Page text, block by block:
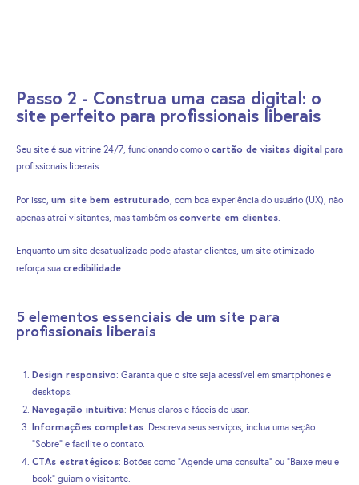
Passo 2 - Construa uma casa digital: o
site perfeito para profissionais liberais
Seu site é sua vitrine 24/7, funcionando como o cartão de visitas digital para
profissionais liberais.
Por isso, um site bem estruturado, com boa experiência do usuário (UX), não
apenas atrai visitantes, mas também os converte em clientes.
Enquanto um site desatualizado pode afastar clientes, um site otimizado
reforça sua credibilidade.
5 elementos essenciais de um site para
profissionais liberais
Design responsivo: Garanta que o site seja acessível em smartphones e
desktops.
Navegação intuitiva: Menus claros e fáceis de usar.
Informações completas: Descreva seus serviços, inclua uma seção
“Sobre” e facilite o contato.
CTAs estratégicos: Botões como “Agende uma consulta” ou “Baixe meu e-
book” guiam o visitante.